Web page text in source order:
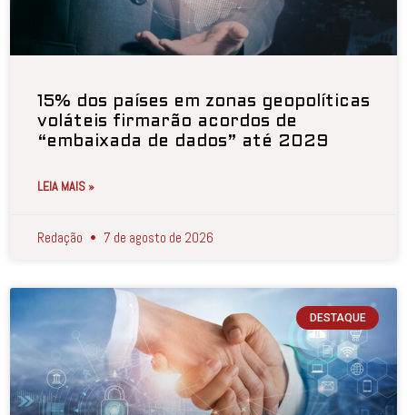
15% dos países em zonas geopolíticas
voláteis firmarão acordos de
“embaixada de dados” até 2029
LEIA MAIS »
Redação 7 de agosto de 2026
DESTAQUE